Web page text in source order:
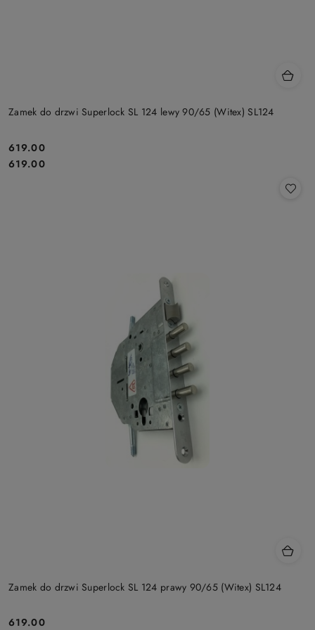
Zamek do drzwi Superlock SL 124 lewy 90/65 (Witex) SL124
Cena:
619.00
Cena:
619.00
Zamek do drzwi Superlock SL 124 prawy 90/65 (Witex) SL124
Cena:
619.00